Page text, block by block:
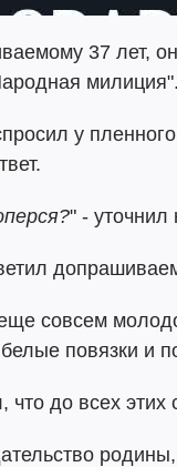
37 лет,
милиция".
у
" -
совсем
повязки и
до всех этих